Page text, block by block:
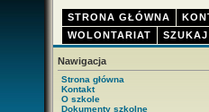
STRONA GŁÓWNA
WOLONTARIAT
SZUKAJ
Nawigacja
Strona główna
Kontakt
O szkole
Dokumenty szkolne